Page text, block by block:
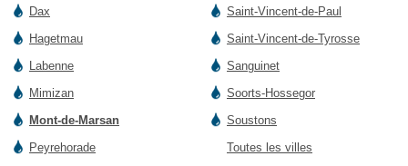
Dax
Hagetmau
Labenne
Mimizan
Mont-de-Marsan
Peyrehorade
Saint-Vincent-de-Paul
Saint-Vincent-de-Tyrosse
Sanguinet
Soorts-Hossegor
Soustons
Toutes les villes